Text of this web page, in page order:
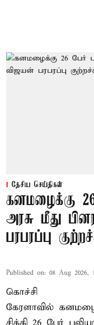
தேசிய செய்திகள்
கனமழைக்கு
அரசு மீது
பரபரப்பு
Published on: 08 Aug 2026,
கொச்சி
கேரளாவில்